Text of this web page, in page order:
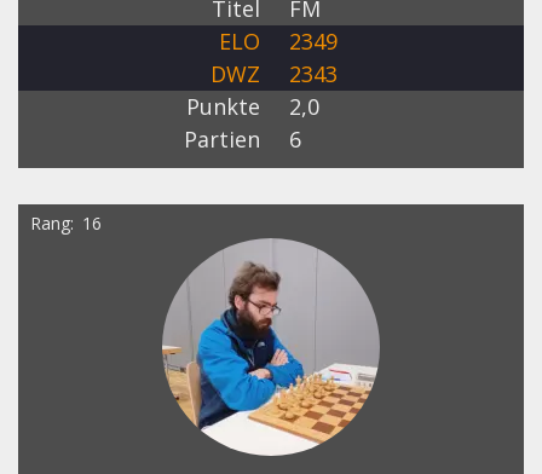
Titel
FM
ELO
2349
DWZ
2343
Punkte
2,0
Partien
6
Rang 16